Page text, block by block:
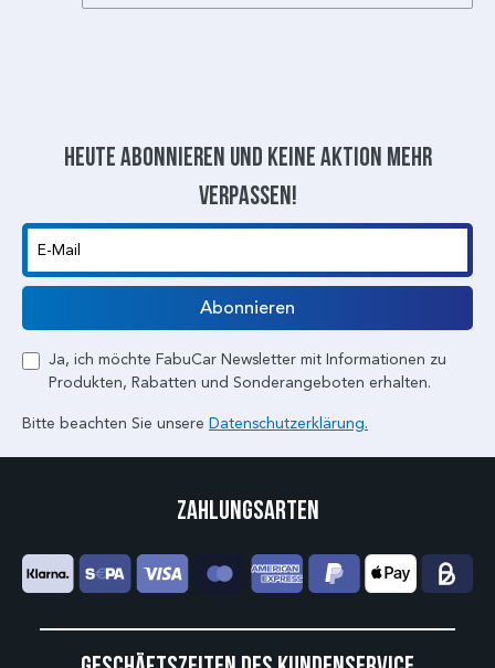
Heute abonnieren und keine aktion mehr
verpassen!
E-Mail
Abonnieren
Ja, ich möchte FabuCar Newsletter mit Informationen zu
Produkten, Rabatten und Sonderangeboten erhalten.
Bitte beachten Sie unsere Datenschutzerklärung.
Zahlungsarten